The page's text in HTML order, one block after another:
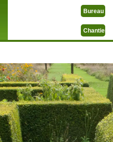
Bureau
Chantier